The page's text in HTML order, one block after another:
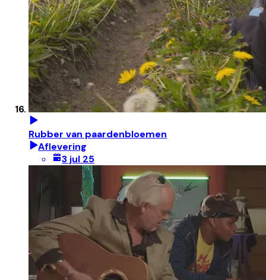
Rubber van paardenbloemen
Aflevering
3 jul 25